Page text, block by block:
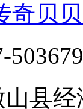
奇贝
山县